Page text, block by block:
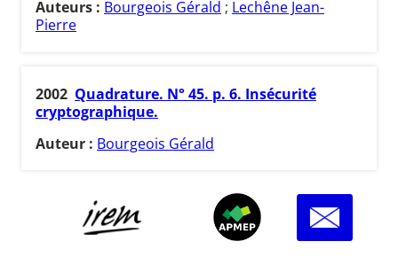
Auteurs : Bourgeois Gérald ; Lechêne Jean-
Pierre
2002 Quadrature. N° 45. p. 6. Insécurité
cryptographique.
Auteur : Bourgeois Gérald